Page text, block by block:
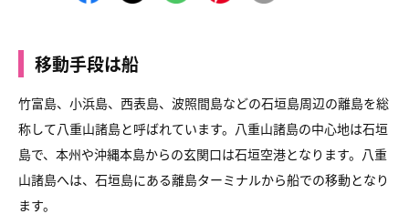
移動手段は船
竹富島、小浜島、西表島、波照間島などの石垣島周辺の離島を総
称して八重山諸島と呼ばれています。八重山諸島の中心地は石垣
島で、本州や沖縄本島からの玄関口は石垣空港となります。八重
山諸島へは、石垣島にある離島ターミナルから船での移動となり
ます。